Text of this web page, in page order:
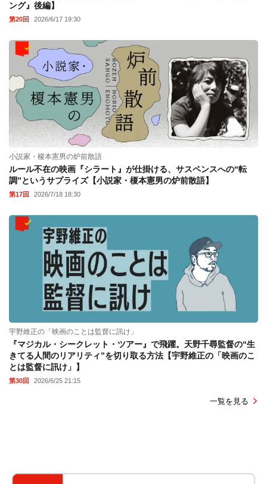
ング』後編】
第20回 2026/6/17 19:30
小説家・榎本憲男の炉前散語
ルール不在の映画『シラート』が仕掛ける、サスペンスへの“転
調”というサプライズ【小説家・榎本憲男の炉前散語】
第17回 2026/7/18 18:30
宇野維正の「映画のことは監督に訊け」
『マジカル・シークレット・ツアー』で飛躍。天野千尋監督の“生
きてる人間のリアリティ”を切り取る方法【宇野維正の「映画のこ
とは監督に訊け」】
第30回 2026/6/25 21:15
一覧を見る